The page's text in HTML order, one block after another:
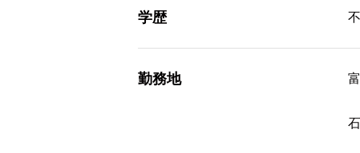
学歴
勤務地